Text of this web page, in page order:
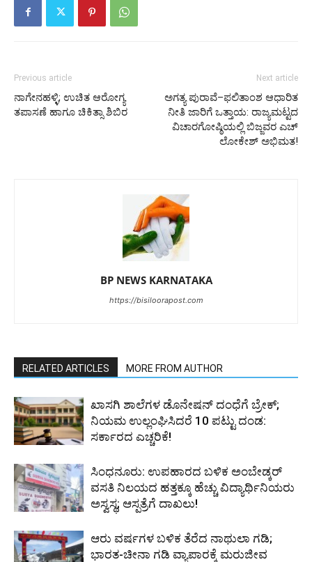
Previous article
ನಾಗೇನಹಳ್ಳಿ; ಉಚಿತ ಆರೋಗ್ಯ
ತಪಾಸಣೆ ಹಾಗೂ ಚಿಕಿತ್ಸಾ ಶಿಬಿರ
Next article
ಅಗತ್ಯ ಪುರಾವೆ–ಫಲಿತಾಂಶ ಆಧಾರಿತ
ನೀತಿ ಜಾರಿಗೆ ಒತ್ತಾಯ: ರಾಜ್ಯಮಟ್ಟದ
ವಿಚಾರಗೋಷ್ಠಿಯಲ್ಲಿ ಬಿಜ್ಜವರ ಎಚ್
ಲೋಕೇಶ್ ಅಭಿಮತ!
BP NEWS KARNATAKA
https://bisiloorapost.com
RELATED ARTICLES MORE FROM AUTHOR
ಖಾಸಗಿ ಶಾಲೆಗಳ ಡೊನೇಷನ್ ದಂಧೆಗೆ ಬ್ರೇಕ್;
ನಿಯಮ ಉಲ್ಲಂಘಿಸಿದರೆ 10 ಪಟ್ಟು ದಂಡ:
ಸರ್ಕಾರದ ಎಚ್ಚರಿಕೆ!
ಸಿಂಧನೂರು: ಉಪಹಾರದ ಬಳಿಕ ಅಂಬೇಡ್ಕರ್
ವಸತಿ ನಿಲಯದ ಹತ್ತಕ್ಕೂ ಹೆಚ್ಚು ವಿದ್ಯಾರ್ಥಿನಿಯರು
ಅಸ್ವಸ್ಥ; ಆಸ್ಪತ್ರೆಗೆ ದಾಖಲು!
ಆರು ವರ್ಷಗಳ ಬಳಿಕ ತೆರೆದ ನಾಥುಲಾ ಗಡಿ;
ಭಾರತ-ಚೀನಾ ಗಡಿ ವ್ಯಾಪಾರಕ್ಕೆ ಮರುಜೀವ